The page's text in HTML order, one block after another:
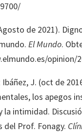
de 2021).
El Mundo.
opinion/
J. (oct de
los apegos
la intimidad.
del Prof. Fonagy.